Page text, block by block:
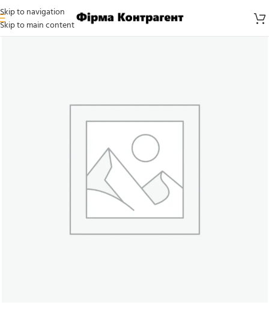
Skip to navigation
Skip to main content